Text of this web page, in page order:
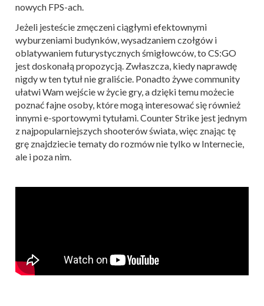
nowych FPS-ach.
Jeżeli jesteście zmęczeni ciągłymi efektownymi
wyburzeniami budynków, wysadzaniem czołgów i
oblatywaniem futurystycznych śmigłowców, to CS:GO
jest doskonałą propozycją. Zwłaszcza, kiedy naprawdę
nigdy w ten tytuł nie graliście. Ponadto żywe community
ułatwi Wam wejście w życie gry, a dzięki temu możecie
poznać fajne osoby, które mogą interesować się również
innymi e-sportowymi tytułami. Counter Strike jest jednym
z najpopularniejszych shooterów świata, więc znając tę
grę znajdziecie tematy do rozmów nie tylko w Internecie,
ale i poza nim.